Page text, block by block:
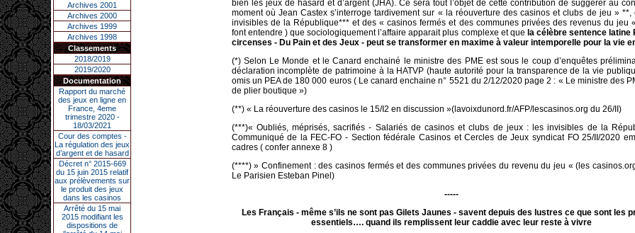
Archives 2001
Archives 2000
Archives 1999
Archives 1998
Classements
2018/2019
2019/2020
Documentation
Rapport du marché
des jeux en ligne en
France, 4eme
trimestre 2020 -
18/03/2021
Cour des comptes -
La régulation des jeux
d’argent et de hasard
Décret n° 2015-669
du 15 juin 2015 relatif
aux prélèvements sur
le produit des jeux
dans les casinos
Arrêté du 15 mai
2015 modifiant les
dispositions de
bien les jeux de hasard et d’argent (JHA). Ce sera tout l’objet de cette contribution de suggérer au
moment où Jean Castex s’interroge tardivement sur « la réouverture des casinos et clubs de jeu » **,
invisibles de la République*** et des « casinos fermés et des communes privées des revenus du jeu
font entendre ) que sociologiquement l’affaire apparait plus complexe et que la célèbre sentence latine
circenses - Du Pain et des Jeux - peut se transformer en maxime à valeur intemporelle pour la vie
(*) Selon Le Monde et le Canard enchainé le ministre des PME est sous le coup d’enquêtes
déclaration incomplète de patrimoine à la HATVP (haute autorité pour la transparence de la vie
omis un PEA de 180 000 euros ( Le canard enchaine n° 5521 du 2/12/2020 page 2 : « Le ministre des
de plier boutique »)
(**) « La réouverture des casinos le 15/I2 en discussion »(lavoixdunord.fr/AFP/lescasinos.org du 26/II)
(***)« Oubliés, méprisés, sacrifiés - Salariés de casinos et clubs de jeux : les invisibles de la
Communiqué de la FEC-FO - Section fédérale Casinos et Cercles de Jeux syndicat FO 25/II/2020
cadres ( confer annexe 8 )
(****) » Confinement : des casinos fermés et des communes privées du revenu du jeu « (les
Le Parisien Esteban Pinel)
-----
Les Français - même s’ils ne sont pas Gilets Jaunes - savent depuis des lustres ce que sont les
essentiels…. quand ils remplissent leur caddie avec leur reste à vivre